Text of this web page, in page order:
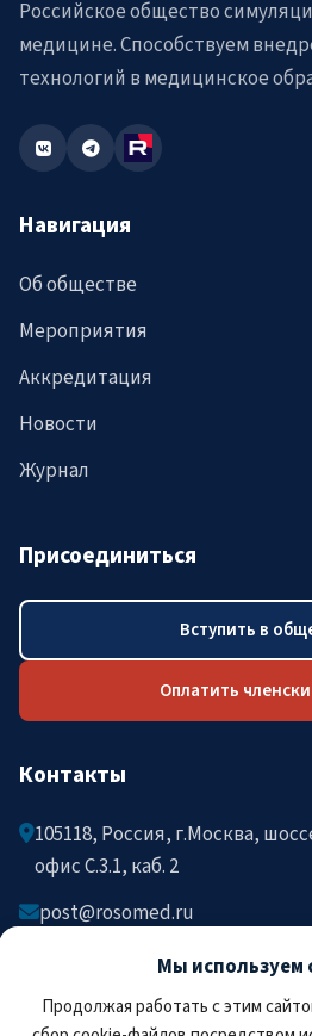
Мы используем
Продолжая работать с этим
Российское общество
медицине. Способствуем
технологий в медицинское
Навигация
Об обществе
Мероприятия
Аккредитация
Новости
Журнал
Присоединиться
Вступить в
Оплатить
Контакты
105118, Россия, г.Москва,
офис C.3.1, каб. 2
post@rosomed.ru
+7-903-729-09-87
+7-910-880-36-92